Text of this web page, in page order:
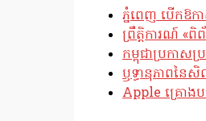
ភ្នំពេញ បើកឱក
ព្រឹត្តិការណ៍ «ពិព័
កម្ពុជាប្រកាស
ឫទ្ធានុភាពនៃសិ
Apple គ្រោងប